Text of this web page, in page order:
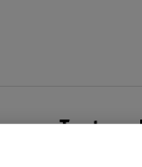
Tout sur